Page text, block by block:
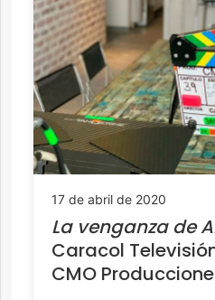
17 de abril de 2020
La venganza de
Caracol
CMO